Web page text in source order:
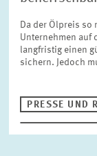
Da der Ölpreis so
Unternehmen auf
langfristig einen
sichern. Jedoch
PRESSE UND